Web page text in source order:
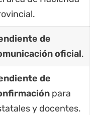
de
oficial.
de
para
y docentes.